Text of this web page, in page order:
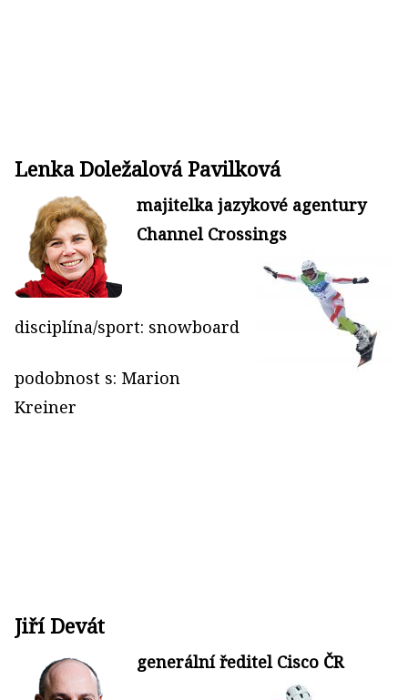
Lenka Doležalová Pavilková
majitelka jazykové agentury
Channel Crossings
disciplína/sport: snowboard
podobnost s: Marion
Kreiner
Jiří Devát
generální ředitel Cisco ČR